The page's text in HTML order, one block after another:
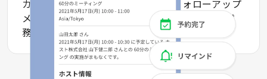
カスタマイズ可能なリマインドやフォローアップ
メールもLINEのメッセージで自動送信。予約業
務の効率化と自動化を同時に実現します。